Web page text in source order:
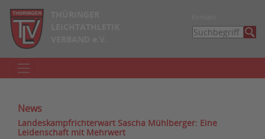
News
Landeskampfrichterwart Sascha Mühlberger: Eine
Leidenschaft mit Mehrwert